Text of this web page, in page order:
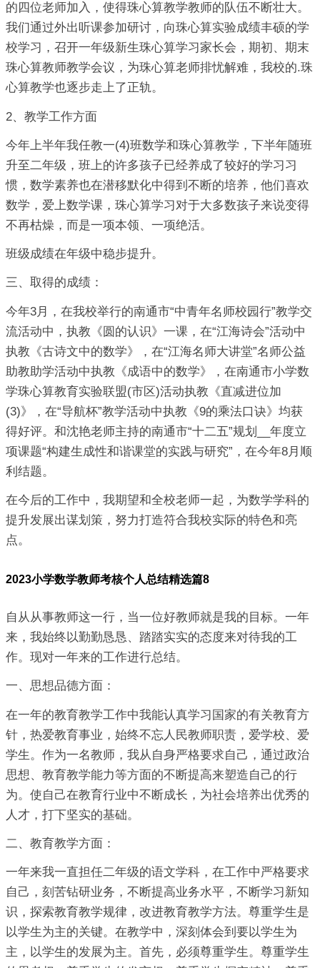
的四位老师加入，使得珠心算教学教师的队伍不断壮大。
我们通过外出听课参加研讨，向珠心算实验成绩丰硕的学
校学习，召开一年级新生珠心算学习家长会，期初、期末
珠心算教师教学会议，为珠心算老师排忧解难，我校的.珠
心算教学也逐步走上了正轨。
2、教学工作方面
今年上半年我任教一(4)班数学和珠心算教学，下半年随班
升至二年级，班上的许多孩子已经养成了较好的学习习
惯，数学素养也在潜移默化中得到不断的培养，他们喜欢
数学，爱上数学课，珠心算学习对于大多数孩子来说变得
不再枯燥，而是一项本领、一项绝活。
班级成绩在年级中稳步提升。
三、取得的成绩：
今年3月，在我校举行的南通市“中青年名师校园行”教学交
流活动中，执教《圆的认识》一课，在“江海诗会”活动中
执教《古诗文中的数学》，在“江海名师大讲堂”名师公益
助教助学活动中执教《成语中的数学》，在南通市小学数
学珠心算教育实验联盟(市区)活动执教《直减进位加
(3)》，在“导航杯”教学活动中执教《9的乘法口诀》均获
得好评。和沈艳老师主持的南通市“十二五”规划__年度立
项课题“构建生成性和谐课堂的实践与研究”，在今年8月顺
利结题。
在今后的工作中，我期望和全校老师一起，为数学学科的
提升发展出谋划策，努力打造符合我校实际的特色和亮
点。
2023小学数学教师考核个人总结精选篇8
自从从事教师这一行，当一位好教师就是我的目标。一年
来，我始终以勤勤恳恳、踏踏实实的态度来对待我的工
作。现对一年来的工作进行总结。
一、思想品德方面：
在一年的教育教学工作中我能认真学习国家的有关教育方
针，热爱教育事业，始终不忘人民教师职责，爱学校、爱
学生。作为一名教师，我从自身严格要求自己，通过政治
思想、教育教学能力等方面的不断提高来塑造自己的行
为。使自己在教育行业中不断成长，为社会培养出优秀的
人才，打下坚实的基础。
二、教育教学方面：
一年来我一直担任二年级的语文学科，在工作中严格要求
自己，刻苦钻研业务，不断提高业务水平，不断学习新知
识，探索教育教学规律，改进教育教学方法。尊重学生是
以学生为主的关键。在教学中，深刻体会到要以学生为
主，以学生的发展为主。首先，必须尊重学生。尊重学生